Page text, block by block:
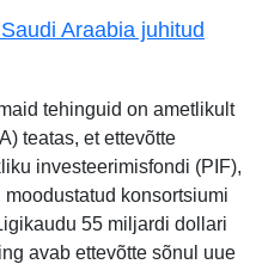
Araabia juhitud
tehinguid on ametlikult
teatas, et ettevõtte
investeerimisfondi (PIF),
konsortsiumi
55 miljardi dollari
avab ettevõtte sõnul uue